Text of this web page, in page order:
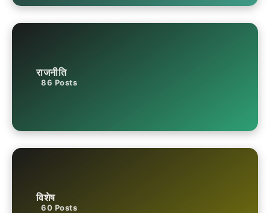
राजनीति
86 Posts
विशेष
60 Posts